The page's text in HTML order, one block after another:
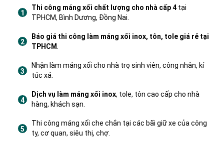
Thi công máng xối chất lượng cho nhà cấp 4 tại
TPHCM, Bình Dương, Đồng Nai.
Báo giá thi công làm máng xối inox, tôn, tole giá rẻ tại
TPHCM
Nhận làm máng xối cho nhà trọ sinh viên, công nhân, kí
túc xá.
Dịch vụ làm máng xối inox, tole, tôn cao cấp cho nhà
hàng, khách sạn.
Thi công máng xối che chắn tại các bãi giữ xe của công
ty, cơ quan, siêu thị, chợ.